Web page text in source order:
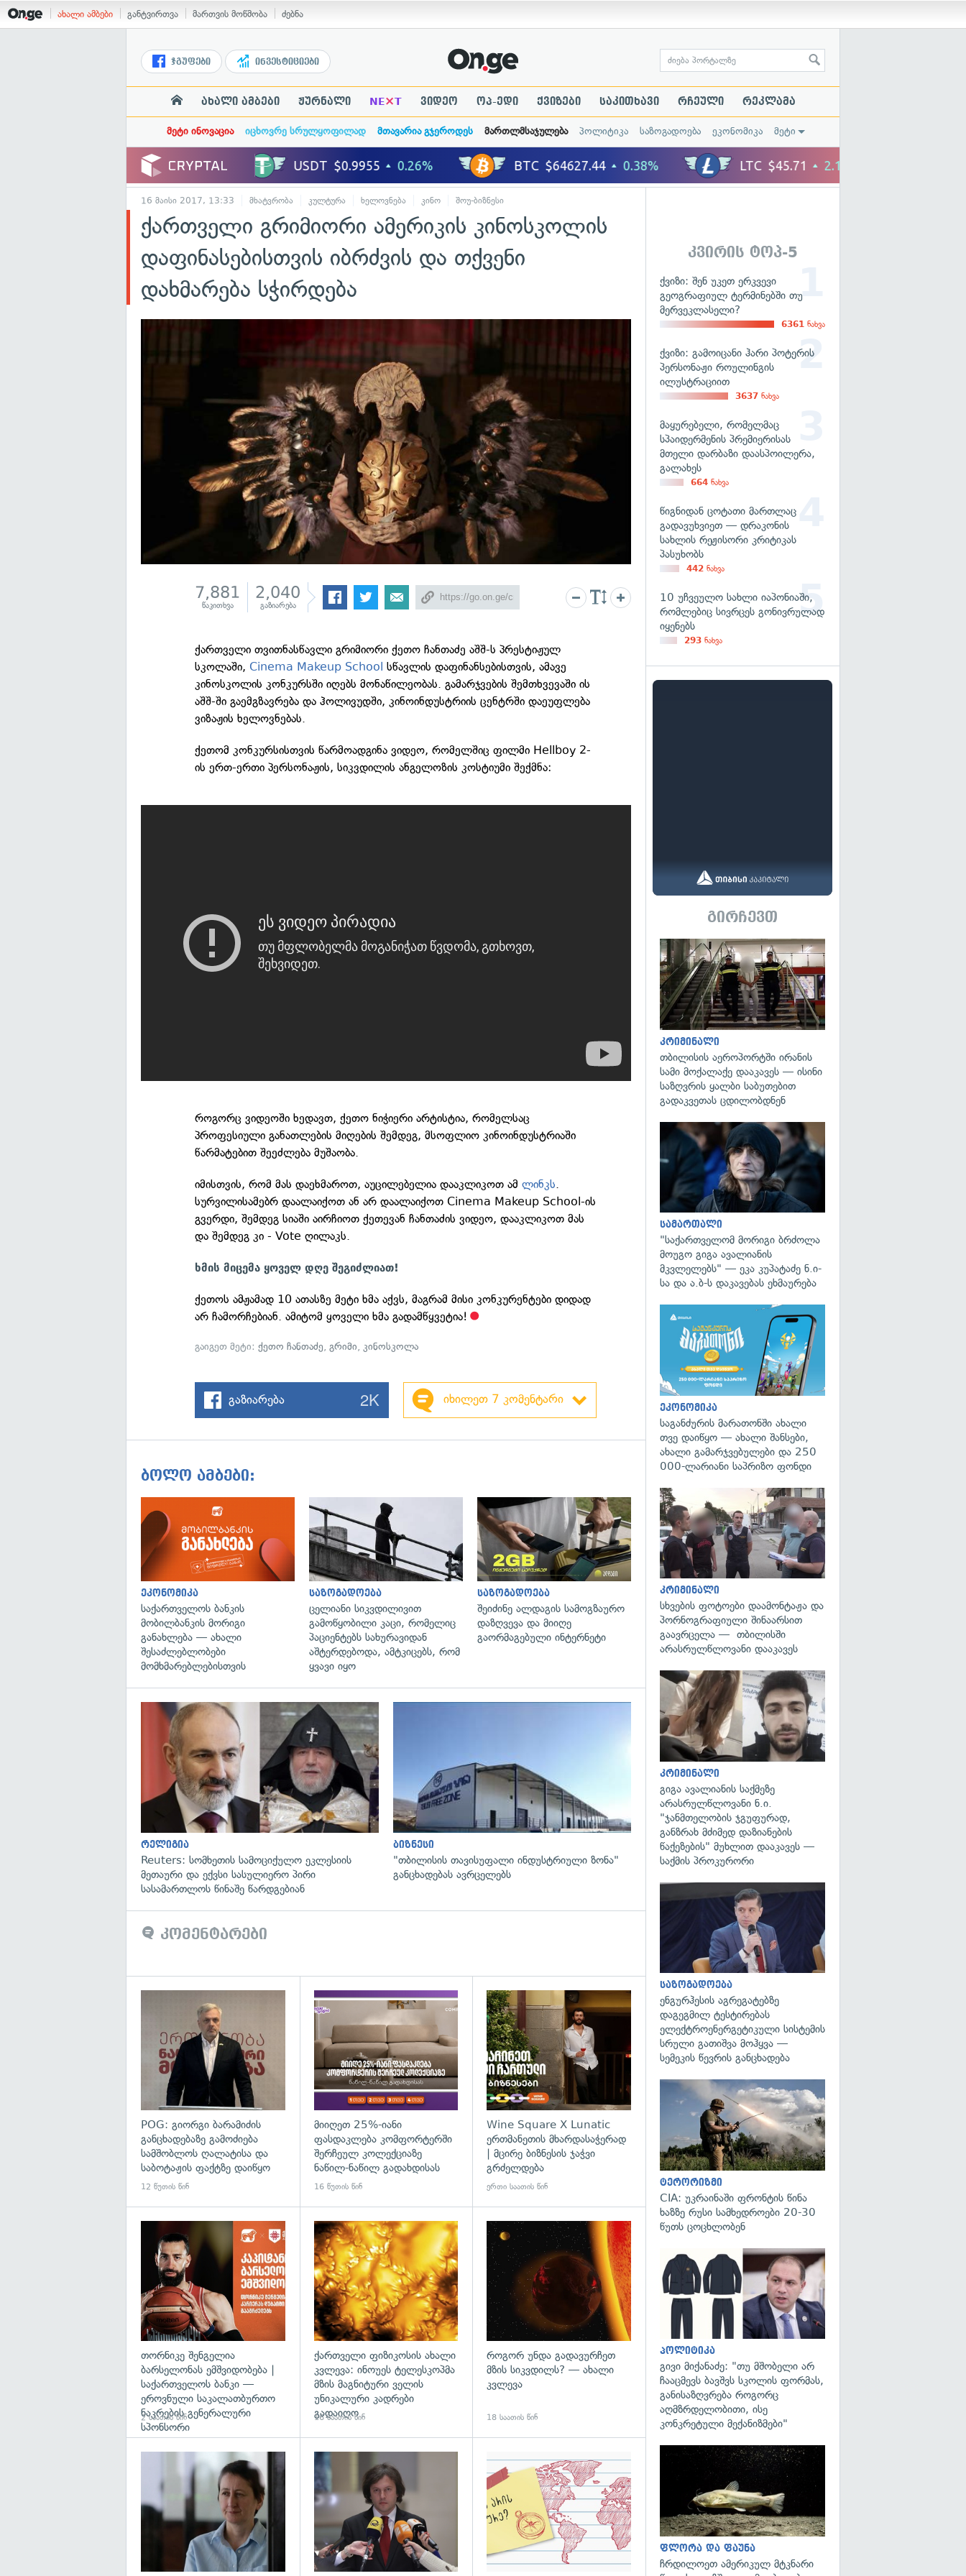
ახალი ამბები განტვირთვა მართვის მოწმობა ძებნა
ჯგუფები ინვესტიციები
ახალი ამბები ჟურნალი NE×T ვიდეო ოპ-ედი ქვიზები საკითხავი რჩეული რეკლამა
მეტი ინოვაცია იცხოვრე სრულყოფილად მთავარია გჯეროდეს მართლმსაჯულება პოლიტიკა საზოგადოება ეკონომიკა მეტი
16 მაისი 2017, 13:33 მხატვრობა კულტურა ხელოვნება კინო შოუ-ბიზნესი
ქართველი გრიმიორი ამერიკის კინოსკოლის
დაფინასებისთვის იბრძვის და თქვენი
დახმარება სჭირდება
7,881
წაკითხვა
2,040
გაზიარება
ქართველი თვითნასწავლი გრიმიორი ქეთო ჩანთაძე აშშ-ს პრესტიჟულ
სკოლაში, Cinema Makeup School სწავლის დაფინანსებისთვის, ამავე
კინოსკოლის კონკურსში იღებს მონაწილეობას. გამარჯვების შემთხვევაში ის
აშშ-ში გაემგზავრება და ჰოლივუდში, კინოინდუსტრიის ცენტრში დაეუფლება
ვიზაჟის ხელოვნებას.
ქეთომ კონკურსისთვის წარმოადგინა ვიდეო, რომელშიც ფილმი Hellboy 2-
ის ერთ-ერთი პერსონაჟის, სიკვდილის ანგელოზის კოსტიუმი შექმნა:
როგორც ვიდეოში ხედავთ, ქეთო ნიჭიერი არტისტია, რომელსაც
პროფესიული განათლების მიღების შემდეგ, მსოფლიო კინოინდუსტრიაში
წარმატებით შეეძლება მუშაობა.
იმისთვის, რომ მას დაეხმაროთ, აუცილებელია დააკლიკოთ ამლინკს
სურვილისამებრ დაალაიქოთ ან არ დაალაიქოთ Cinema Makeup School-ის
გვერდი, შემდეგ სიაში აირჩიოთ ქეთევან ჩანთაძის ვიდეო, დააკლიკოთ მას
და შემდეგ კი - Vote ღილაკს.
ხმის მიცემა ყოველ დღე შეგიძლიათ!
ქეთოს ამჟამად 10 ათასზე მეტი ხმა აქვს, მაგრამ მისი კონკურენტები დიდად
არ ჩამორჩებიან. ამიტომ ყოველი ხმა გადამწყვეტია!
გაიგეთ მეტი:ქეთო ჩანთაძე,გრიმი,კინოსკოლა
გაზიარება 2K იხილეთ 7 კომენტარი
ბოლო ამბები:
ეკონომიკა
საქართველოს ბანკის
მობილბანკის მორიგი
განახლება — ახალი
შესაძლებლობები
მომხმარებლებისთვის
გადახედვა
საზოგადოება
ცელიანი სიკვდილივით
გამოწყობილი კაცი, რომელიც
პაციენტებს სახურავიდან
აშტერდებოდა, ამტკიცებს, რომ
ყვავი იყო
საზოგადოება
შეიძინე ალდაგის სამოგზაურო
დაზღვევა და მიიღე
გაორმაგებული ინტერნეტი
რელიგია
Reuters: სომხეთის სამოციქულო ეკლესიის
მეთაური და ექვსი სასულიერო პირი
სასამართლოს წინაშე წარდგებიან
გადახედვა
ბიზნესი
"თბილისის თავისუფალი ინდუსტრიული ზონა"
განცხადებას ავრცელებს
კომენტარები
გადახედვა
POG: გიორგი ბარამიძის
განცხადებაზე გამოძიება
სამშობლოს ღალატისა და
საბოტაჟის ფაქტზე დაიწყო
12 წუთის წინ
მიიღეთ 25%-იანი
ფასდაკლება კომფორტერში
შერჩეულ კოლექციაზე
ნაწილ-ნაწილ გადახდისას
16 წუთის წინ
Wine Square X Lunatic
ერთმანეთის მხარდასაჭერად
| მცირე ბიზნესის ჯაჭვი
გრძელდება
ერთი საათის წინ
თორნიკე შენგელია
ბარსელონას ემშვიდობება |
საქართველოს ბანკი —
ეროვნული საკალათბურთო
ნაკრების გენერალური
სპონსორი
2 საათის წინ
გადახედვა
ქართველი ფიზიკოსის ახალი
კვლევა: ინოუეს ტელესკოპმა
მზის მაგნიტური ველის
უნიკალური კადრები
გადაიღო
16 საათის წინ
როგორ უნდა გადავურჩეთ
მზის სიკვდილს? — ახალი
კვლევა
18 საათის წინ
გადახედვა გადახედვა
კვირის ტოპ-5
ქვიზი: შენ უკეთ ერკვევი
გეოგრაფიულ ტერმინებში თუ
მერვეკლასელი?
6361 ნახვა
ქვიზი: გამოიცანი ჰარი პოტერის
პერსონაჟი როულინგის
ილუსტრაციით
3637 ნახვა
მაყურებელი, რომელმაც
სპაიდერმენის პრემიერისას
მთელი დარბაზი დაასპოილერა,
გალახეს
664 ნახვა
წიგნიდან ცოტათი მართლაც
გადავუხვიეთ — დრაკონის
სახლის რეჟისორი კრიტიკას
პასუხობს
442 ნახვა
10 უჩვეულო სახლი იაპონიაში,
რომლებიც სივრცეს გონივრულად
იყენებს
293 ნახვა
გირჩევთ
კრიმინალი
თბილისის აეროპორტში ირანის
სამი მოქალაქე დააკავეს — ისინი
საზღვრის ყალბი საბუთებით
გადაკვეთას ცდილობდნენ
სამართალი
"საქართველომ მორიგი ბრძოლა
მოუგო გიგა ავალიანის
მკვლელებს" — ეკა კუპატაძე ნ.ი-
სა და ა.ბ-ს დაკავებას ეხმაურება
ეკონომიკა
საგანძურის მარათონში ახალი
თვე დაიწყო — ახალი შანსები,
ახალი გამარჯვებულები და 250
000-ლარიანი საპრიზო ფონდი
კრიმინალი
სხვების ფოტოები დაამონტაჟა და
პორნოგრაფიული შინაარსით
გაავრცელა — თბილისში
არასრულწლოვანი დააკავეს
კრიმინალი
გიგა ავალიანის საქმეზე
არასრულწლოვანი ნ.ი.
"ჯანმთელობის ჯგუფურად,
განზრახ მძიმედ დაზიანების
წაქეზების" მუხლით დააკავეს —
საქმის პროკურორი
საზოგადოება
ენგურჰესის აგრეგატებზე
დაგეგმილ ტესტირებას
ელექტროენერგეტიკული სისტემის
სრული გათიშვა მოჰყვა —
სემეკის წევრის განცხადება
ტერორიზმი
CIA: უკრაინაში ფრონტის წინა
ხაზზე რუსი სამხედროები 20-30
წუთს ცოცხლობენ
პოლიტიკა
გივი მიქანაძე: "თუ მშობელი არ
ჩააცმევს ბავშვს სკოლის ფორმას,
განისაზღვრება როგორც
აღმზრდელობითი, ისე
კონკრეტული მექანიზმები"
ფლორა და ფაუნა
ჩრდილოეთ ამერიკულ მტკნარი